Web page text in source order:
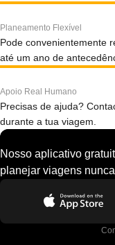
Planeamento Flexível
Pode convenientemente
até um ano de
Apoio Real Humano
Precisas de ajuda?
durante a tua viagem.
Nosso aplicativo
planejar viagens